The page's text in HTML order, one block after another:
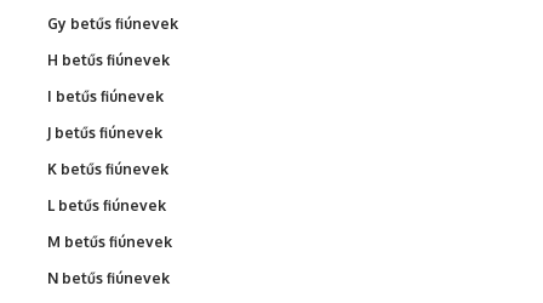
Gy betűs fiúnevek
H betűs fiúnevek
I betűs fiúnevek
J betűs fiúnevek
K betűs fiúnevek
L betűs fiúnevek
M betűs fiúnevek
N betűs fiúnevek